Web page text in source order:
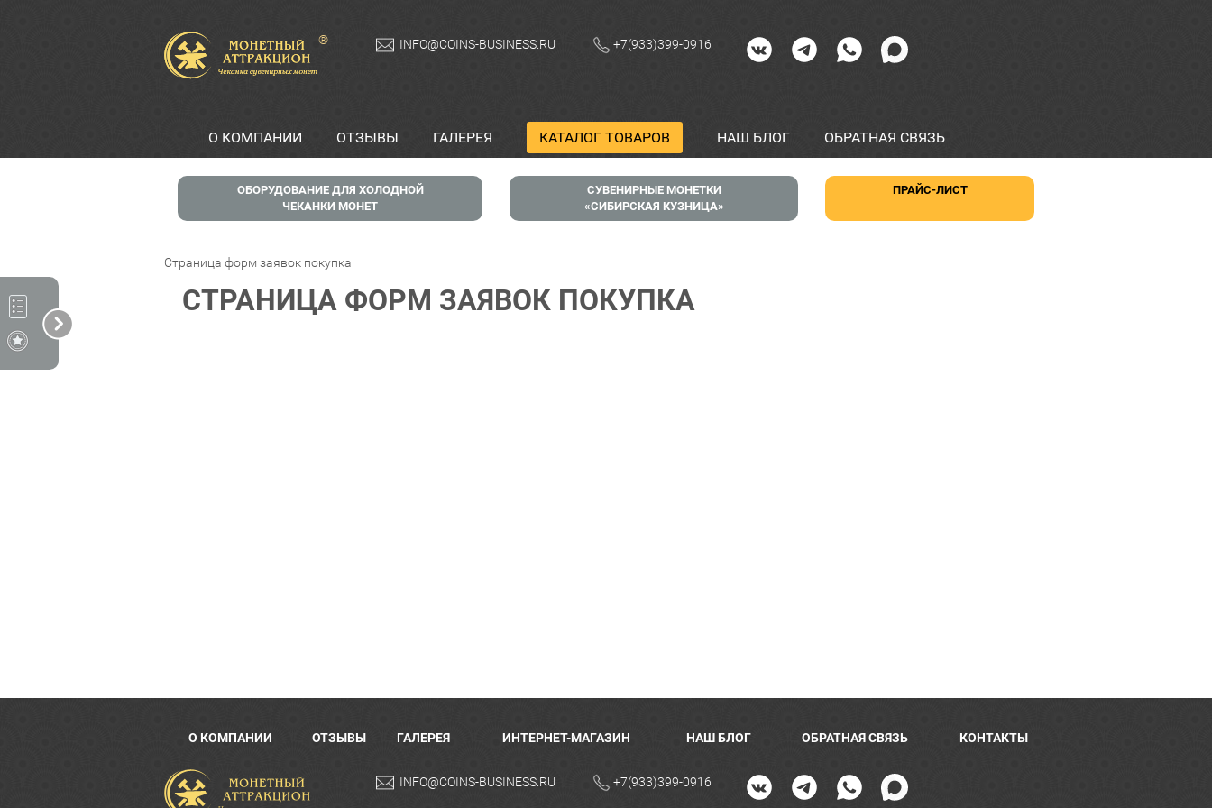
® INFO@COINS-BUSINESS.RU +7(933)399-0916
О КОМПАНИИ ОТЗЫВЫ ГАЛЕРЕЯ КАТАЛОГ ТОВАРОВ НАШ БЛОГ ОБРАТНАЯ СВЯЗЬ
ОБОРУДОВАНИЕ ДЛЯ ХОЛОДНОЙ
ЧЕКАНКИ МОНЕТ
СУВЕНИРНЫЕ МОНЕТКИ
СИБИРСКАЯ КУЗНИЦА
ПРАЙС-ЛИСТ
Страница форм заявок покупка
СТРАНИЦА ФОРМ ЗАЯВОК ПОКУПКА
О КОМПАНИИ ОТЗЫВЫ ГАЛЕРЕЯ ИНТЕРНЕТ-МАГАЗИН НАШ БЛОГ ОБРАТНАЯ СВЯЗЬ КОНТАКТЫ
INFO@COINS-BUSINESS.RU +7(933)399-0916